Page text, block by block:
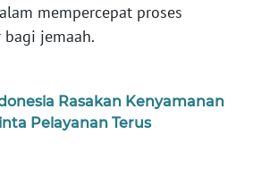
mempercepat proses
jemaah.
Rasakan Kenyamanan
Pelayanan Terus